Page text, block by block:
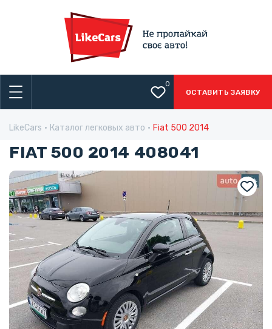
0
ОСТАВИТЬ ЗАЯВКУ
LikeCars Каталог легковых авто Fiat 500 2014
FIAT 500 2014 408041